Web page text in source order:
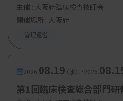
●山寺氏、学術組織の在り方
山寺幸雄副会長は、学術
担当する。
主催 : 大阪府臨床検査技師会
開催場所 : 大阪府
管理運営
2026. 08.19（水） -2026.
第1回臨床検査総合部門研